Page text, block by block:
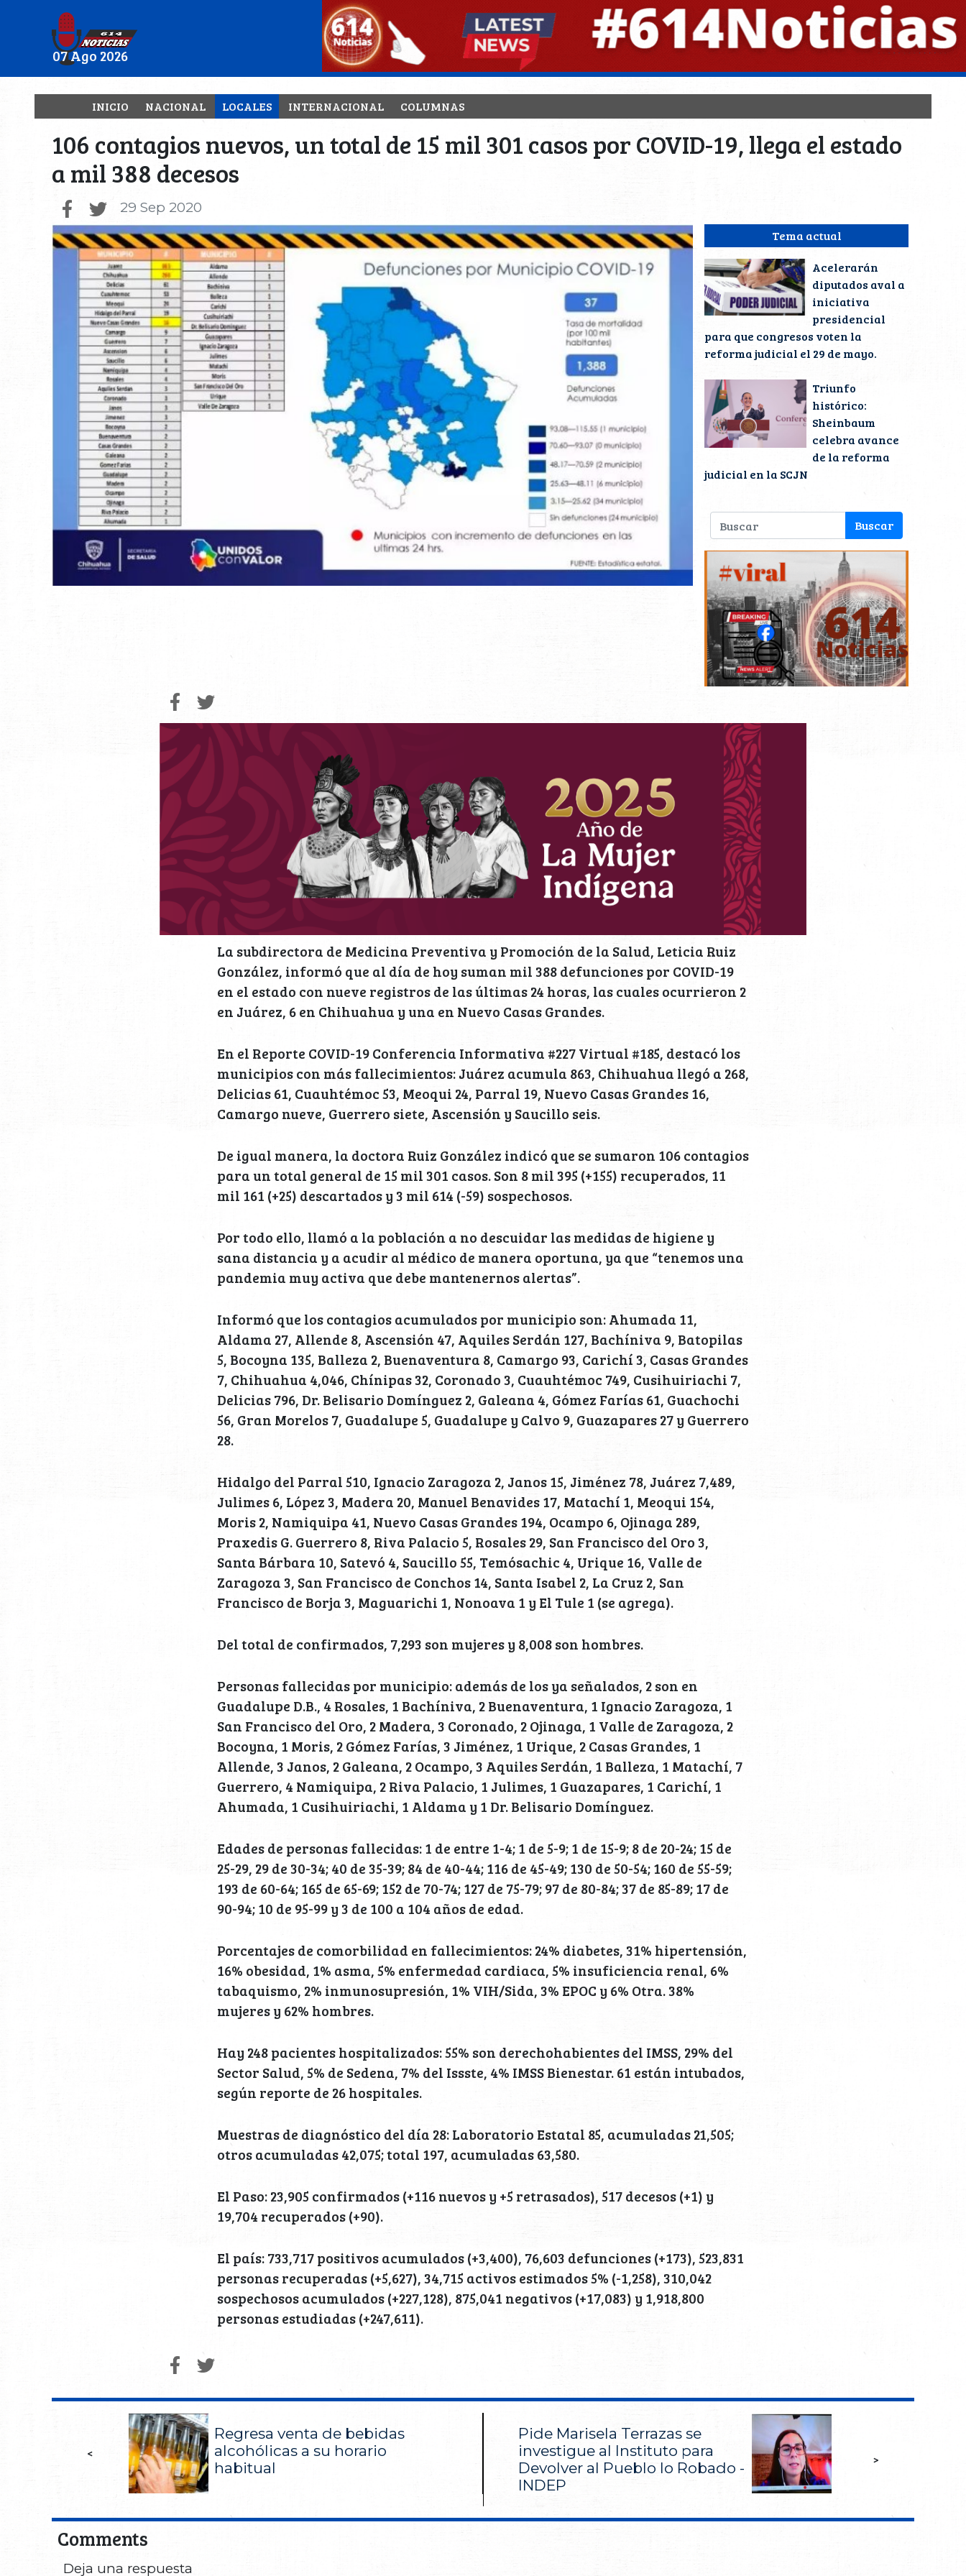
07 Ago 2026
INICIO NACIONAL LOCALES INTERNACIONAL COLUMNAS
106 contagios nuevos, un total de 15 mil 301 casos por COVID-19, llega el estado
a mil 388 decesos
29 Sep 2020
Tema actual
Acelerarán
diputados aval a
iniciativa
presidencial
para que congresos voten la
reforma judicial el 29 de mayo.
Triunfo
histórico:
Sheinbaum
celebra avance
de la reforma
judicial en la SCJN
La subdirectora de Medicina Preventiva y Promoción de la Salud, Leticia Ruiz
González, informó que al día de hoy suman mil 388 defunciones por COVID-19
en el estado con nueve registros de las últimas 24 horas, las cuales ocurrieron 2
en Juárez, 6 en Chihuahua y una en Nuevo Casas Grandes.
En el Reporte COVID-19 Conferencia Informativa #227 Virtual #185, destacó los
municipios con más fallecimientos: Juárez acumula 863, Chihuahua llegó a 268,
Delicias 61, Cuauhtémoc 53, Meoqui 24, Parral 19, Nuevo Casas Grandes 16,
Camargo nueve, Guerrero siete, Ascensión y Saucillo seis.
De igual manera, la doctora Ruiz González indicó que se sumaron 106 contagios
para un total general de 15 mil 301 casos. Son 8 mil 395 (+155) recuperados, 11
mil 161 (+25) descartados y 3 mil 614 (-59) sospechosos.
Por todo ello, llamó a la población a no descuidar las medidas de higiene y
sana distancia y a acudir al médico de manera oportuna, ya que “tenemos una
pandemia muy activa que debe mantenernos alertas”.
Informó que los contagios acumulados por municipio son: Ahumada 11,
Aldama 27, Allende 8, Ascensión 47, Aquiles Serdán 127, Bachíniva 9, Batopilas
5, Bocoyna 135, Balleza 2, Buenaventura 8, Camargo 93, Carichí 3, Casas Grandes
7, Chihuahua 4,046, Chínipas 32, Coronado 3, Cuauhtémoc 749, Cusihuiriachi 7,
Delicias 796, Dr. Belisario Domínguez 2, Galeana 4, Gómez Farías 61, Guachochi
56, Gran Morelos 7, Guadalupe 5, Guadalupe y Calvo 9, Guazapares 27 y Guerrero
28.
Hidalgo del Parral 510, Ignacio Zaragoza 2, Janos 15, Jiménez 78, Juárez 7,489,
Julimes 6, López 3, Madera 20, Manuel Benavides 17, Matachí 1, Meoqui 154,
Moris 2, Namiquipa 41, Nuevo Casas Grandes 194, Ocampo 6, Ojinaga 289,
Praxedis G. Guerrero 8, Riva Palacio 5, Rosales 29, San Francisco del Oro 3,
Santa Bárbara 10, Satevó 4, Saucillo 55, Temósachic 4, Urique 16, Valle de
Zaragoza 3, San Francisco de Conchos 14, Santa Isabel 2, La Cruz 2, San
Francisco de Borja 3, Maguarichi 1, Nonoava 1 y El Tule 1 (se agrega).
Del total de confirmados, 7,293 son mujeres y 8,008 son hombres.
Personas fallecidas por municipio: además de los ya señalados, 2 son en
Guadalupe D.B., 4 Rosales, 1 Bachíniva, 2 Buenaventura, 1 Ignacio Zaragoza, 1
San Francisco del Oro, 2 Madera, 3 Coronado, 2 Ojinaga, 1 Valle de Zaragoza, 2
Bocoyna, 1 Moris, 2 Gómez Farías, 3 Jiménez, 1 Urique, 2 Casas Grandes, 1
Allende, 3 Janos, 2 Galeana, 2 Ocampo, 3 Aquiles Serdán, 1 Balleza, 1 Matachí, 7
Guerrero, 4 Namiquipa, 2 Riva Palacio, 1 Julimes, 1 Guazapares, 1 Carichí, 1
Ahumada, 1 Cusihuiriachi, 1 Aldama y 1 Dr. Belisario Domínguez.
Edades de personas fallecidas: 1 de entre 1-4; 1 de 5-9; 1 de 15-9; 8 de 20-24; 15 de
25-29, 29 de 30-34; 40 de 35-39; 84 de 40-44; 116 de 45-49; 130 de 50-54; 160 de 55-59;
193 de 60-64; 165 de 65-69; 152 de 70-74; 127 de 75-79; 97 de 80-84; 37 de 85-89; 17 de
90-94; 10 de 95-99 y 3 de 100 a 104 años de edad.
Porcentajes de comorbilidad en fallecimientos: 24% diabetes, 31% hipertensión,
16% obesidad, 1% asma, 5% enfermedad cardiaca, 5% insuficiencia renal, 6%
tabaquismo, 2% inmunosupresión, 1% VIH/Sida, 3% EPOC y 6% Otra. 38%
mujeres y 62% hombres.
Hay 248 pacientes hospitalizados: 55% son derechohabientes del IMSS, 29% del
Sector Salud, 5% de Sedena, 7% del Issste, 4% IMSS Bienestar. 61 están intubados,
según reporte de 26 hospitales.
Muestras de diagnóstico del día 28: Laboratorio Estatal 85, acumuladas 21,505;
otros acumuladas 42,075; total 197, acumuladas 63,580.
El Paso: 23,905 confirmados (+116 nuevos y +5 retrasados), 517 decesos (+1) y
19,704 recuperados (+90).
El país: 733,717 positivos acumulados (+3,400), 76,603 defunciones (+173), 523,831
personas recuperadas (+5,627), 34,715 activos estimados 5% (-1,258), 310,042
sospechosos acumulados (+227,128), 875,041 negativos (+17,083) y 1,918,800
personas estudiadas (+247,611).
<
Regresa venta de bebidas
alcohólicas a su horario
habitual
Pide Marisela Terrazas se
investigue al Instituto para
Devolver al Pueblo lo Robado -
INDEP
>
Comments
Deja una respuesta